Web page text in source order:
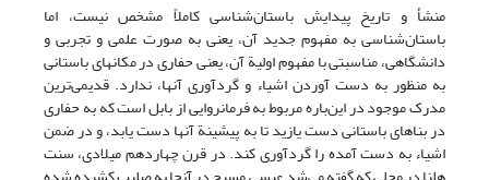
منشأ و تاریخ پیدایش باستان‌شناسی کاملاً مشخص نیست، اما
باستان‌شناسی به مفهوم جدید آن، یعنی به صورت علمی و تجربی و
دانشگاهی، مناسبتی با مفهوم اولیة آن، یعنی حفاری در مکانهای باستانی
به منظور به دست آوردن اشیاء و گردآوری آنها، ندارد. قدیمی‌ترین
مدرک موجود در این‌باره مربوط به فرمانروایی از بابل است که به حفاری
در بناهای باستانی دست یازید تا به پیشینة آنها دست یابد، و در ضمن
اشیاء به دست آمده را گردآوری کند. در قرن چهاردهم میلادی، سنت